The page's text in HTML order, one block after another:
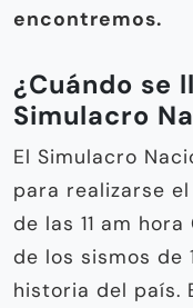
encontremos.
¿Cuándo se
Simulacro
El Simulacro
para realizarse
de las 11 am
de los sismos de
historia del país.